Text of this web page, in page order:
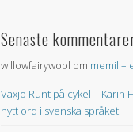
Senaste
willowfairywool om memil –
Växjö Runt på cykel – Karin
nytt ord i svenska språket